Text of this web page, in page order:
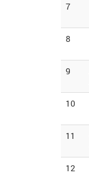
7
8
9
10
11
12